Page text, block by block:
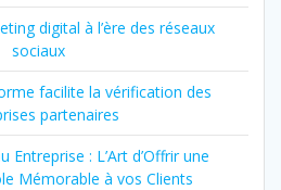
digital à l’ère des réseaux
sociaux
facilite la vérification des
partenaires
Entreprise : L’Art d’Offrir une
Mémorable à vos Clients